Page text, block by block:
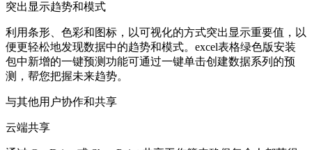
突出显示趋势和模式
利用条形、色彩和图标，以可视化的方式突出显示重要值，以
便更轻松地发现数据中的趋势和模式。excel表格绿色版安装
包中新增的一键预测功能可通过一键单击创建数据系列的预
测，帮您把握未来趋势。
与其他用户协作和共享
云端共享